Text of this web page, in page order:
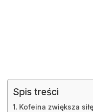
Spis treści
Kofeina zwiększa